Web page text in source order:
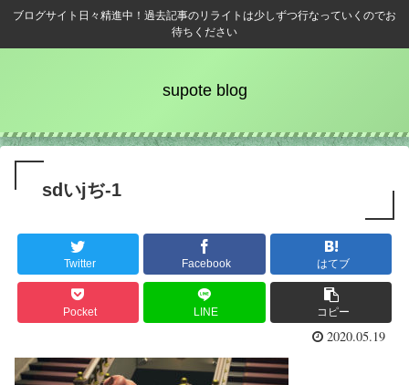
ブログサイト日々精進中！過去記事のリライトは少しずつ行なっていくのでお
待ちください
supote blog
sdいjぢ-1
Twitter Facebook はてブ
Pocket LINE コピー
2020.05.19